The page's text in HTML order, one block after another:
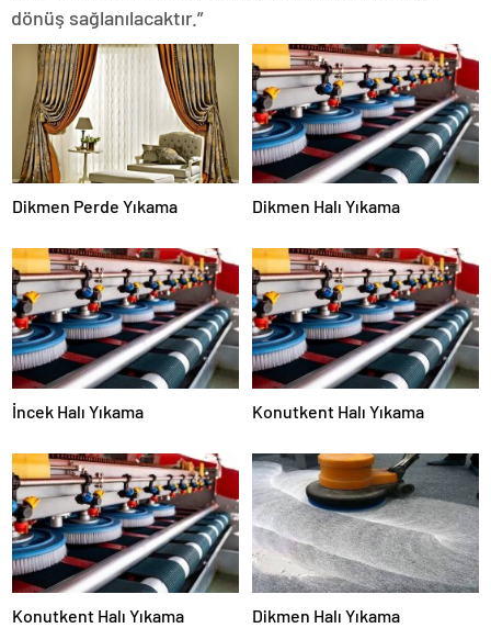
dönüş sağlanılacaktır.”
Dikmen Perde Yıkama Dikmen Halı Yıkama
İncek Halı Yıkama Konutkent Halı Yıkama
Konutkent Halı Yıkama Dikmen Halı Yıkama